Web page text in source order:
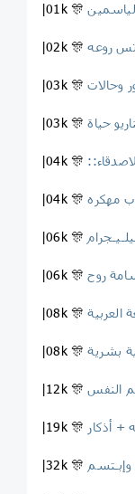
|01k 🎊
|02k 🎊روعه
|03k 🎊
|03k 🎊حياة
|04k 🎊
|04k 🎊مهكره
|06k 🎊
|06k 🎊روح
|08k 🎊العربية
|08k 🎊بشرية
|12k 🎊النفس
|19k 🎊 + أذكار
|32k 🎊 وإبـتسم